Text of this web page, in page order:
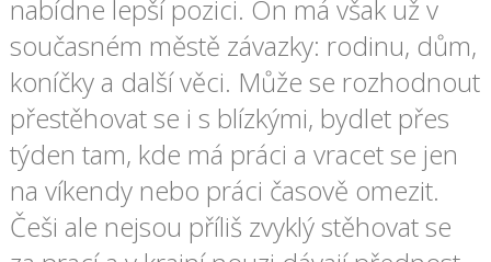
nabídne lepší pozici. On má však už v
současném městě závazky: rodinu, dům,
koníčky a další věci. Může se rozhodnout
přestěhovat se i s blízkými, bydlet přes
týden tam, kde má práci a vracet se jen
na víkendy nebo práci časově omezit.
Češi ale nejsou příliš zvyklý stěhovat se